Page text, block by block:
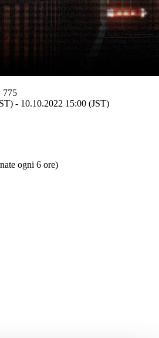
775
- 10.10.2022 15:00 (JST)
ogni 6 ore)